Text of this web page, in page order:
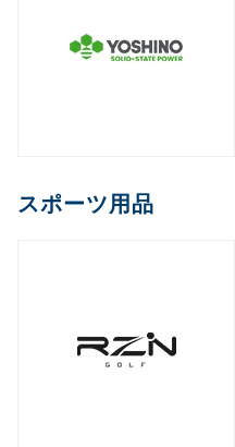
スポーツ用品